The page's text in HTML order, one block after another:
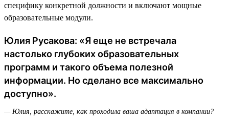
специфику конкретной должности и включают мощные
образовательные модули.
Юлия Русакова: «Я еще не встречала
настолько глубоких образовательных
программ и такого объема полезной
информации. Но сделано все максимально
доступно».
— Юлия, расскажите, как проходила ваша адаптация в компании?